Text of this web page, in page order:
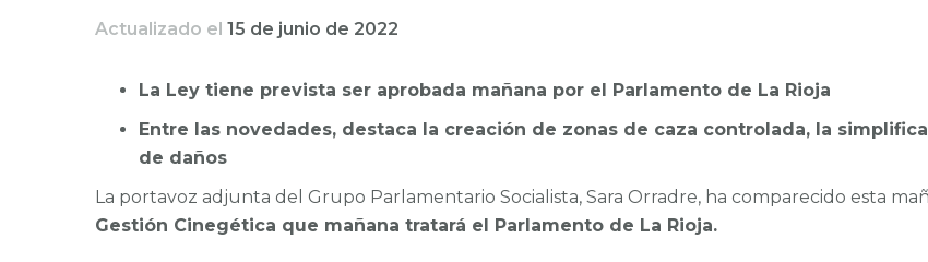
Actualizado el 15 de junio de 2022
La Ley tiene prevista ser aprobada mañana por el Parlamento de La Rioja
Entre las novedades, destaca la creación de zonas de caza controlada, la
de daños
La portavoz adjunta del Grupo Parlamentario Socialista, Sara Orradre, ha comparecido esta
Gestión Cinegética que mañana tratará el Parlamento de La Rioja.